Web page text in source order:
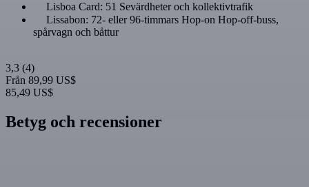
Lisboa Card: 51 Sevärdheter och kollektivtrafik
Lissabon: 72- eller 96-timmars Hop-on Hop-off-buss,
spårvagn och båttur
3,3 (4)
Från 89,99 US$
85,49 US$
Betyg och recensioner